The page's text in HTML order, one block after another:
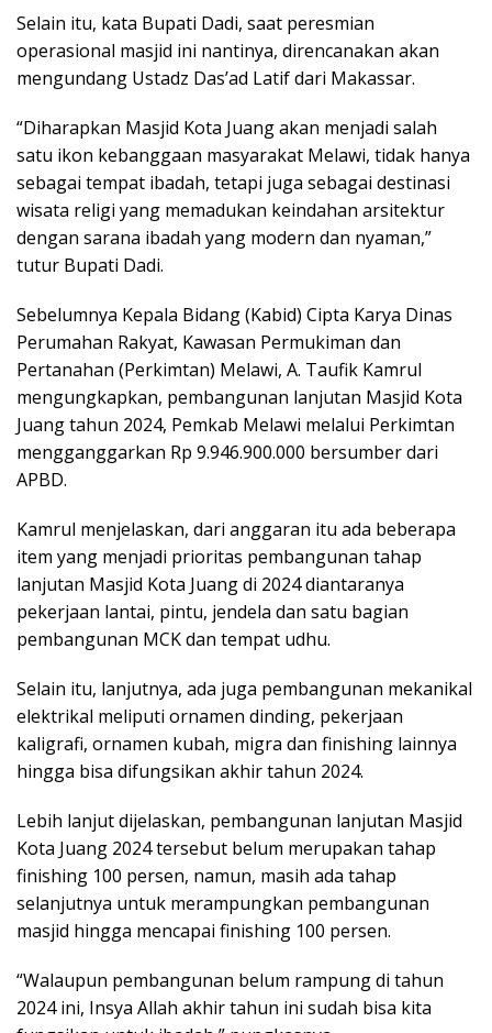
Selain itu, kata Bupati Dadi, saat peresmian
operasional masjid ini nantinya, direncanakan akan
mengundang Ustadz Das’ad Latif dari Makassar.
“Diharapkan Masjid Kota Juang akan menjadi salah
satu ikon kebanggaan masyarakat Melawi, tidak hanya
sebagai tempat ibadah, tetapi juga sebagai destinasi
wisata religi yang memadukan keindahan arsitektur
dengan sarana ibadah yang modern dan nyaman,”
tutur Bupati Dadi.
Sebelumnya Kepala Bidang (Kabid) Cipta Karya Dinas
Perumahan Rakyat, Kawasan Permukiman dan
Pertanahan (Perkimtan) Melawi, A. Taufik Kamrul
mengungkapkan, pembangunan lanjutan Masjid Kota
Juang tahun 2024, Pemkab Melawi melalui Perkimtan
mengganggarkan Rp 9.946.900.000 bersumber dari
APBD.
Kamrul menjelaskan, dari anggaran itu ada beberapa
item yang menjadi prioritas pembangunan tahap
lanjutan Masjid Kota Juang di 2024 diantaranya
pekerjaan lantai, pintu, jendela dan satu bagian
pembangunan MCK dan tempat udhu.
Selain itu, lanjutnya, ada juga pembangunan mekanikal
elektrikal meliputi ornamen dinding, pekerjaan
kaligrafi, ornamen kubah, migra dan finishing lainnya
hingga bisa difungsikan akhir tahun 2024.
Lebih lanjut dijelaskan, pembangunan lanjutan Masjid
Kota Juang 2024 tersebut belum merupakan tahap
finishing 100 persen, namun, masih ada tahap
selanjutnya untuk merampungkan pembangunan
masjid hingga mencapai finishing 100 persen.
“Walaupun pembangunan belum rampung di tahun
2024 ini, Insya Allah akhir tahun ini sudah bisa kita